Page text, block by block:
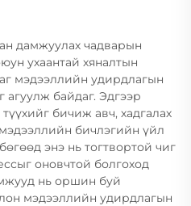
дамжуулах чадварын
ухаантай хяналтын
мэдээллийн удирдлагын
байдаг. Эдгээр
бичиж авч, хадгалах
бичлэгийн үйл
энэ нь тогтвортой чиг
оновчтой болгоход
нь оршин буй
мэдээллийн удирдлагын